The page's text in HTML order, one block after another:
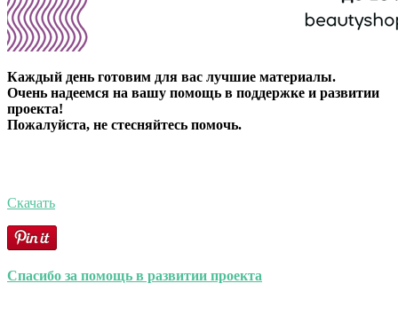
Каждый день готовим для вас лучшие материалы.
Очень надеемся на вашу помощь в поддержке и развитии
проекта!
Пожалуйста, не стесняйтесь помочь.
Скачать
Спасибо за помощь в развитии проекта